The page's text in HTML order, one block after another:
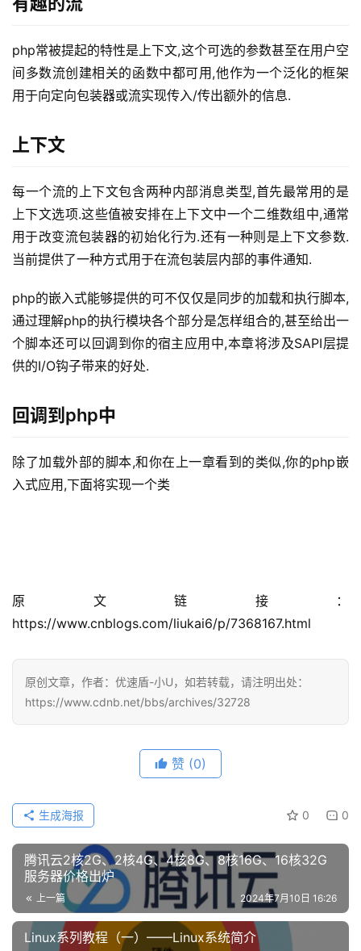
php常被提起的特性是上下文,这个可选的参数甚至在用户空
间多数流创建相关的函数中都可用,他作为一个泛化的框架
用于向定向包装器或流实现传入/传出额外的信息.
上下文
每一个流的上下文包含两种内部消息类型,首先最常用的是
上下文选项.这些值被安排在上下文中一个二维数组中,通常
用于改变流包装器的初始化行为.还有一种则是上下文参数.
当前提供了一种方式用于在流包装层内部的事件通知.
php的嵌入式能够提供的可不仅仅是同步的加载和执行脚本,
通过理解php的执行模块各个部分是怎样组合的,甚至给出一
个脚本还可以回调到你的宿主应用中,本章将涉及SAPI层提
供的I/O钩子带来的好处.
回调到php中
除了加载外部的脚本,和你在上一章看到的类似,你的php嵌
入式应用,下面将实现一个类
原文链接：
https://www.cnblogs.com/liukai6/p/7368167.html
原创文章，作者：优速盾-小U，如若转载，请注明出处：
https://www.cdnb.net/bbs/archives/32728
赞 (0)
0 0
生成海报
腾讯云2核2G、2核4G、4核8G、8核16G、16核32G
服务器价格出炉
上一篇 2024年7月10日 16:26
Linux系列教程（一）——Linux系统简介